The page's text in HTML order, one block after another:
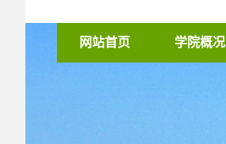
网站首页 学院概况